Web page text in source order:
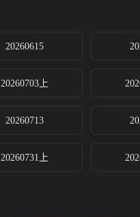
20260615
20260703上
20260713
20260731上